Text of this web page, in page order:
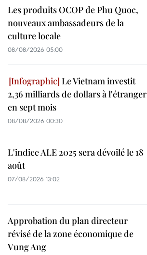
Les produits OCOP de Phu Quoc,
nouveaux ambassadeurs de la
culture locale
08/08/2026 05:00
Le Vietnam investit
2,36 milliards de dollars à l'étranger
en sept mois
08/08/2026 00:30
L'indice ALE 2025 sera dévoilé le 18
août
07/08/2026 13:02
Approbation du plan directeur
révisé de la zone économique de
Vung Ang